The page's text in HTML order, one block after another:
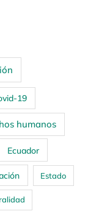
19
humanos
Ecuador
Estado